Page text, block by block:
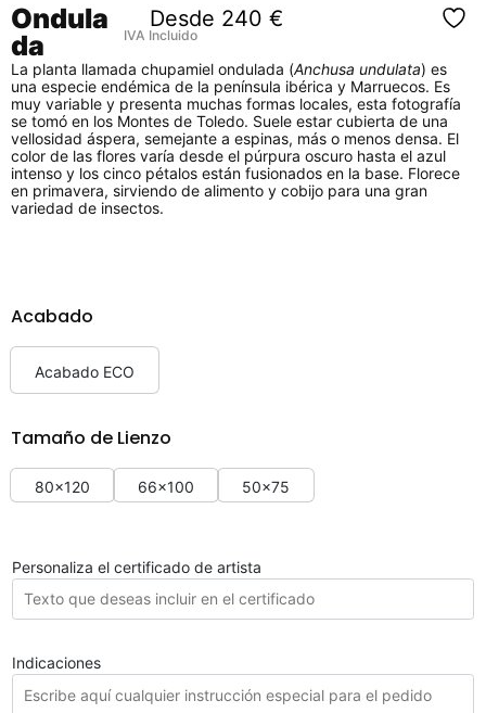
Ondula
da
Desde 240€
IVA Incluido
La planta llamada chupamiel ondulada (Anchusa undulata) es
una especie endémica de la península ibérica y Marruecos. Es
muy variable y presenta muchas formas locales, esta fotografía
se tomó en los Montes de Toledo. Suele estar cubierta de una
vellosidad áspera, semejante a espinas, más o menos densa. El
color de las flores varía desde el púrpura oscuro hasta el azul
intenso y los cinco pétalos están fusionados en la base. Florece
en primavera, sirviendo de alimento y cobijo para una gran
variedad de insectos.
Acabado
Acabado ECO
Tamaño de Lienzo
80x120 66x100 50x75
Personaliza el certificado de artista
Indicaciones